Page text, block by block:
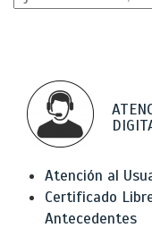
Atención al
Certificado
Antecedentes